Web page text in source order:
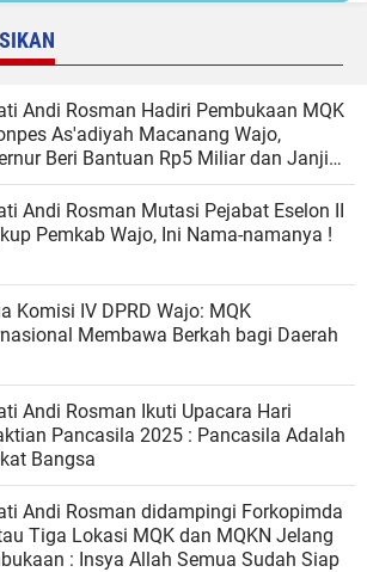
Andi Rosman Hadiri Pembukaan MQK
As'adiyah Macanang Wajo,
Beri Bantuan Rp5 Miliar dan Janji
Andi Rosman Mutasi Pejabat Eselon II
Pemkab Wajo, Ini Nama-namanya !
Komisi IV DPRD Wajo: MQK
Membawa Berkah bagi Daerah
Andi Rosman Ikuti Upacara Hari
Pancasila 2025 : Pancasila Adalah
Bangsa
Andi Rosman didampingi Forkopimda
Tiga Lokasi MQK dan MQKN Jelang
: Insya Allah Semua Sudah Siap